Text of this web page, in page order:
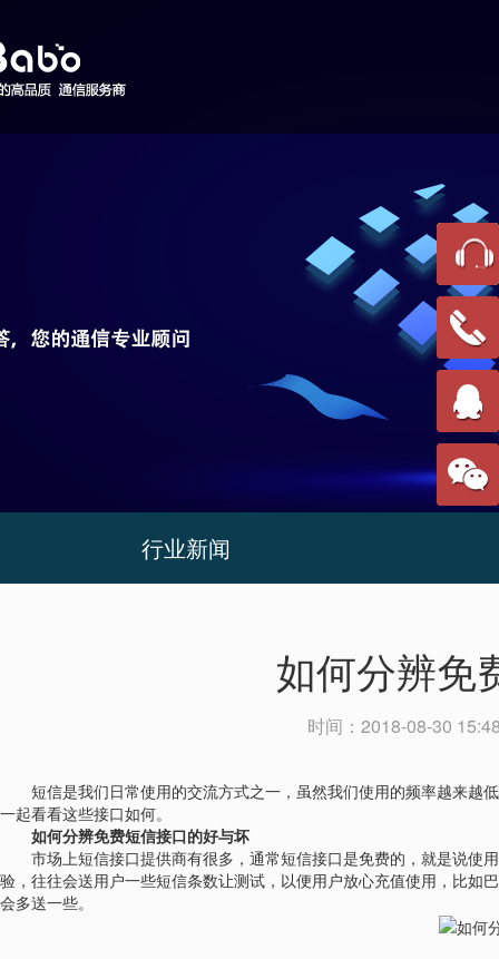
行业新闻
如何分辨免
时间： 2018-08-30
短信是我们日常使用的交流方式之一，虽然我们使用的频率越来越
一起看看这些接口如何。
如何分辨免费短信接口的好与坏
市场上短信接口提供商有很多，通常短信接口是免费的，就是说使
验，往往会送用户一些短信条数让测试，以便用户放心充值使用，比
会多送一些。